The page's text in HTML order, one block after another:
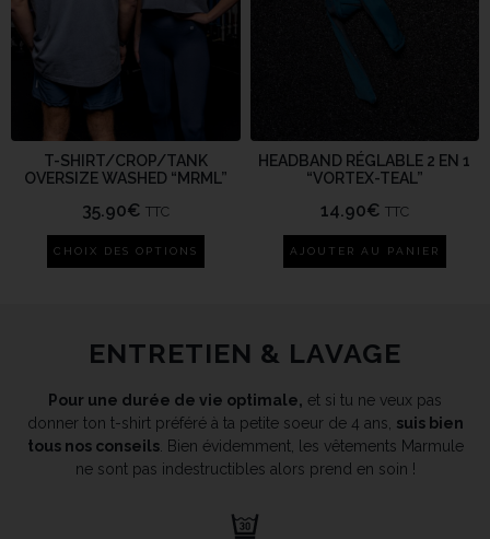
T-SHIRT/CROP/TANK
OVERSIZE WASHED “MRML”
35.90€ TTC
CHOIX DES OPTIONS
HEADBAND RÉGLABLE 2 EN 1
“VORTEX-TEAL”
14.90€ TTC
AJOUTER AU PANIER
ENTRETIEN & LAVAGE
Pour une durée de vie optimale, et si tu ne veux pas
donner ton t-shirt préféré à ta petite soeur de 4 ans, suis bien
tous nos conseils. Bien évidemment, les vêtements Marmule
ne sont pas indestructibles alors prend en soin !